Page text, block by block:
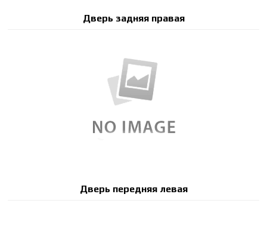
Дверь задняя правая
Дверь передняя левая